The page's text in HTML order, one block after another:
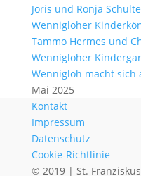
Joris und Ronja
Wennigloher
Tammo Hermes und
Wennigloher
Wennigloh macht sich
Mai 2025
Kontakt
Impressum
Datenschutz
Cookie-Richtlinie
© 2019 | ​St.